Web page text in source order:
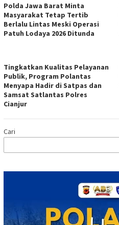
Polda Jawa Barat Minta
Masyarakat Tetap Tertib
Berlalu Lintas Meski Operasi
Patuh Lodaya 2026 Ditunda
Tingkatkan Kualitas Pelayanan
Publik, Program Polantas
Menyapa Hadir di Satpas dan
Samsat Satlantas Polres
Cianjur
Cari